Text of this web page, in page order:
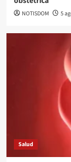
NOTISDOM 5
Salud